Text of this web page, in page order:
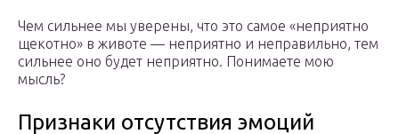
Чем сильнее мы уверены, что это самое «неприятно
щекотно» в животе — неприятно и неправильно, тем
сильнее оно будет неприятно. Понимаете мою
мысль?
Признаки отсутствия эмоций